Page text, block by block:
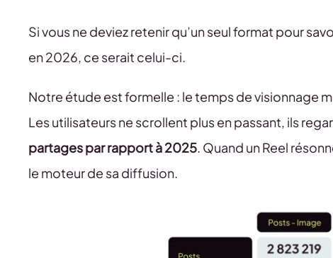
Si vous ne deviez retenir qu’un seul format pour
en 2026, ce serait celui-ci.
Notre étude est formelle : le temps de visionnage
Les utilisateurs ne scrollent plus en passant, ils
partages par rapport à 2025. Quand un Reel
le moteur de sa diffusion.